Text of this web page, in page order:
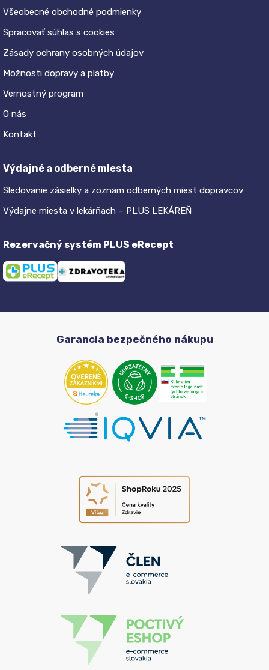
Všeobecné obchodné podmienky
Spracovať súhlas s cookies
Zásady ochrany osobných údajov
Možnosti dopravy a platby
Vernostný program
O nás
Kontakt
Výdajné a odberné miesta
Sledovanie zásielky a zoznam odberných miest dopravcov
Výdajne miesta v lekárňach – PLUS LEKÁREŇ
Rezervačný systém PLUS eRecept
Garancia bezpečného nákupu